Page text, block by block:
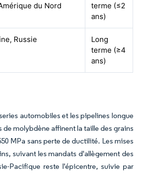
du Nord
terme (≤2
ans)
Russie
Long
terme (≥4
ans)
automobiles et les pipelines longue
molybdène affinent la taille des grains
MPa sans perte de ductilité. Les mises
suivant les mandats d'allègement des
Pacifique reste l'épicentre, suivie par